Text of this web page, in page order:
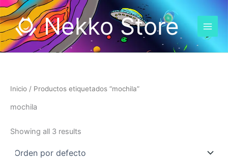
Omitir
e
ir
al
contenido
Nekko Store
Inicio / Productos etiquetados “mochila”
mochila
Showing all 3 results